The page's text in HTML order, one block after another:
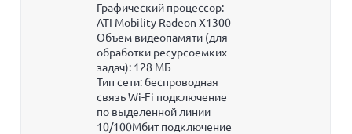
Графический процессор:
ATI Mobility Radeon X1300
Объем видеопамяти (для
обработки ресурсоемких
задач): 128 МБ
Тип сети: беспроводная
связь Wi-Fi подключение
по выделенной линии
10/100Мбит подключение